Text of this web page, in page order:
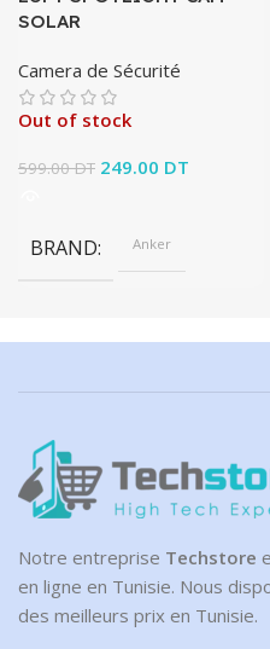
SOLAR
Camera de Sécurité
Out of stock
599.00DT Le prix initial était :
249.00 DT
BRAND Anker
Notre entreprise Techstore
en ligne en Tunisie. Nous
des meilleurs prix en Tunisie.